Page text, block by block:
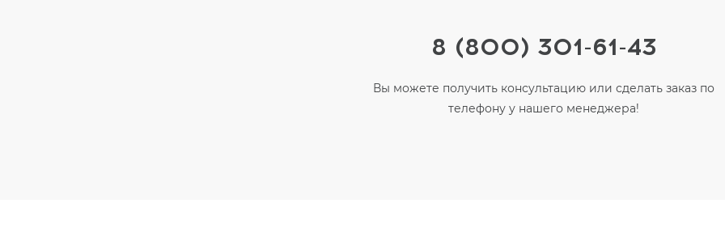
8 (800) 301-61-43
Вы можете получить консультацию или сделать заказ по
телефону у нашего менеджера!